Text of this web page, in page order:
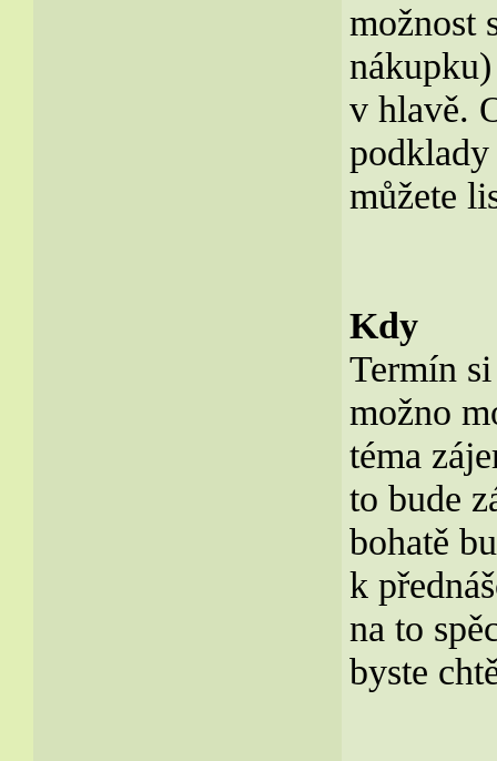
možnost
v hlavě.
podklady
můžete
Kdy
Termín
možno
téma
to bude
bohatě
k
na to
byste